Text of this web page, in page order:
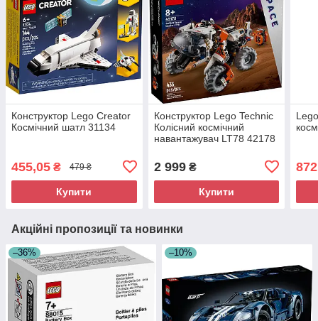
Конструктор Lego Creator
Космічний шатл 31134
455,05 ₴ 479 ₴
Купити
Конструктор Lego Technic
Колісний космічний
навантажувач LT78 42178
2 999₴
Купити
Акційні пропозиції та новинки
–36% –10%